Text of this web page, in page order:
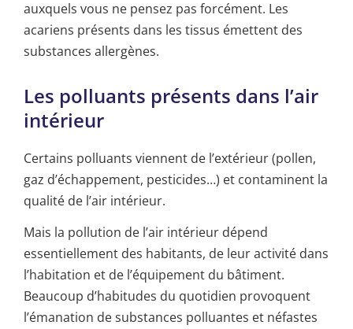
auxquels vous ne pensez pas forcément. Les
acariens présents dans les tissus émettent des
substances allergènes.
Les polluants présents dans l’air
intérieur
Certains polluants viennent de l’extérieur (pollen,
gaz d’échappement, pesticides…) et contaminent la
qualité de l’air intérieur.
Mais la pollution de l’air intérieur dépend
essentiellement des habitants, de leur activité dans
l’habitation et de l’équipement du bâtiment.
Beaucoup d’habitudes du quotidien provoquent
l’émanation de substances polluantes et néfastes